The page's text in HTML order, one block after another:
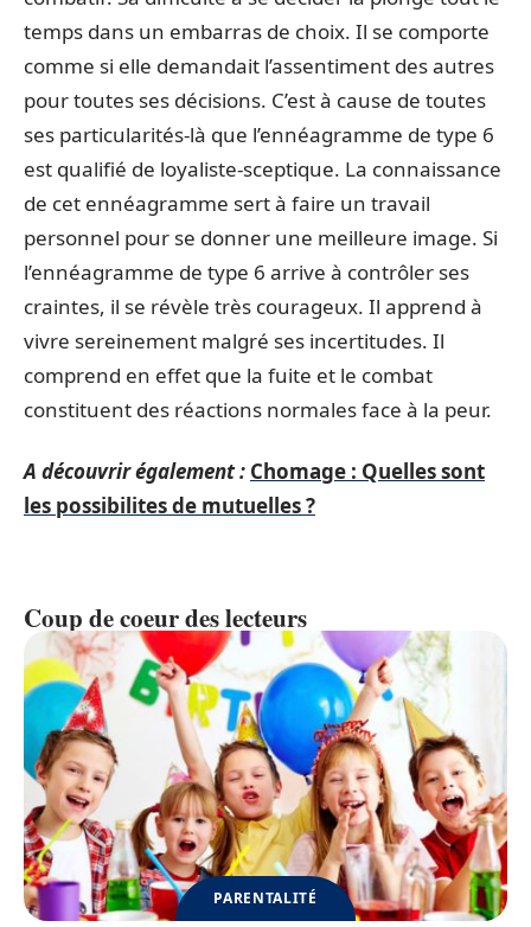
temps dans un embarras de choix. Il se comporte
comme si elle demandait l’assentiment des autres
pour toutes ses décisions. C’est à cause de toutes
ses particularités-là que l’ennéagramme de type 6
est qualifié de loyaliste-sceptique. La connaissance
de cet ennéagramme sert à faire un travail
personnel pour se donner une meilleure image. Si
l’ennéagramme de type 6 arrive à contrôler ses
craintes, il se révèle très courageux. Il apprend à
vivre sereinement malgré ses incertitudes. Il
comprend en effet que la fuite et le combat
constituent des réactions normales face à la peur.
A découvrir également : Chomage : Quelles sont
les possibilites de mutuelles ?
Coup de coeur des lecteurs
PARENTALITÉ